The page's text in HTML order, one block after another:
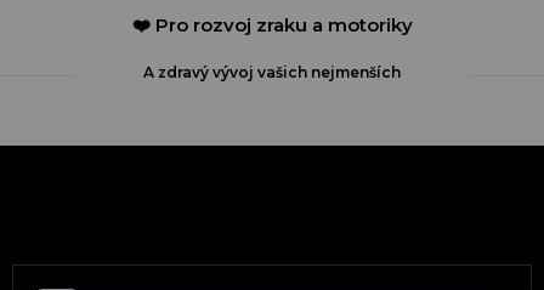
❤️ Pro rozvoj zraku a motoriky
A zdravý vývoj vašich nejmenších
a